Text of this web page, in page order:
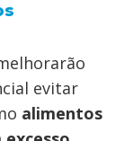
evitar
alimentos